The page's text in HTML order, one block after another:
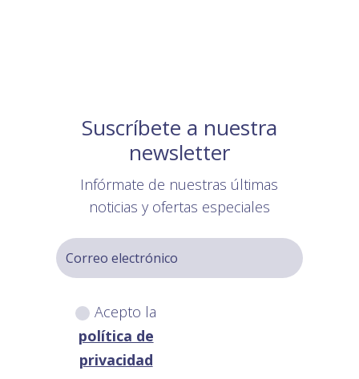
Suscríbete a nuestra
newsletter
Infórmate de nuestras últimas
noticias y ofertas especiales
Acepto la
política de
privacidad